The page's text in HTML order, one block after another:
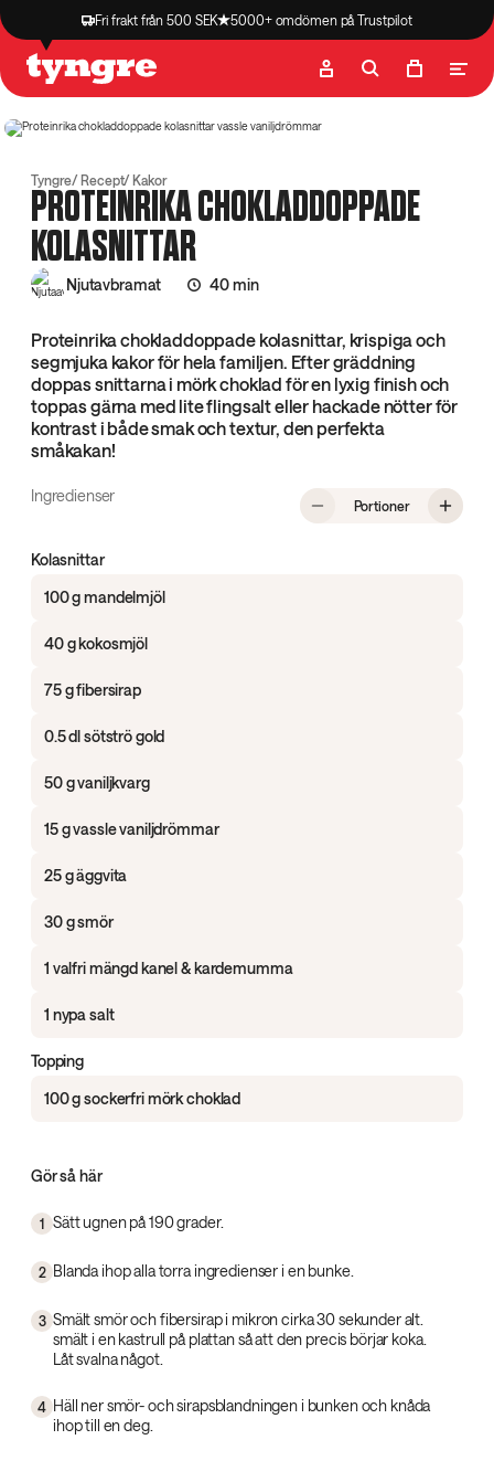
Fri frakt från 500 SEK 5000+ omdömen på Trustpilot
Butik Recept
Tyngre Recept Kakor
PROTEINRIKA CHOKLADDOPPADE
KOLASNITTAR
Njutavbramat 40 min
Proteinrika chokladdoppade kolasnittar, krispiga och
segmjuka kakor för hela familjen. Efter gräddning
doppas snittarna i mörk choklad för en lyxig finish och
toppas gärna med lite flingsalt eller hackade nötter för
kontrast i både smak och textur, den perfekta
småkakan!
Ingredienser
Portioner, Proteinrika
Kolasnittar
100 g mandelmjöl
40 g kokosmjöl
75 g fibersirap
0.5 dl sötströ gold
50 g vaniljkvarg
15 g vassle vaniljdrömmar
25 g äggvita
30 g smör
1 valfri mängd kanel & kardemumma
1 nypa salt
Topping
100 g sockerfri mörk choklad
Gör så här
1 Sätt ugnen på 190 grader.
2 Blanda ihop alla torra ingredienser i en bunke.
3 Smält smör och fibersirap i mikron cirka 30 sekunder alt.
smält i en kastrull på plattan så att den precis börjar koka.
Låt svalna något.
4 Häll ner smör- och sirapsblandningen i bunken och knåda
ihop till en deg.